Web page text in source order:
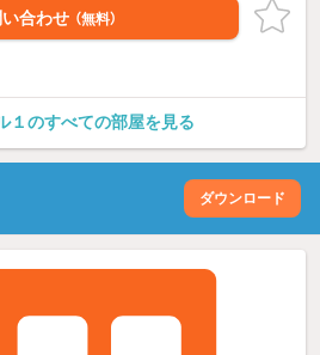
合わせ （無料）
１のすべての部屋を見る
ダウンロード